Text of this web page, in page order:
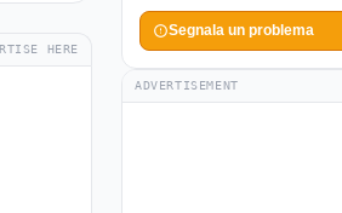
HERE
Segnala un problema
ADVERTISEMENT